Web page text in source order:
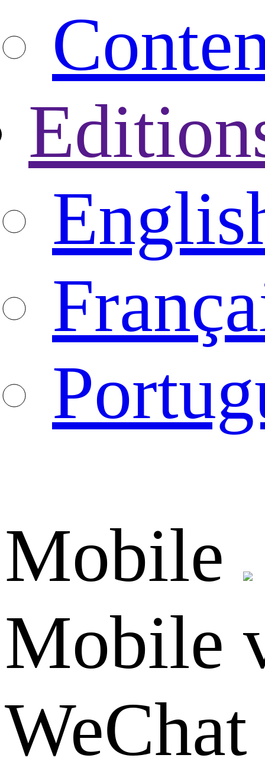
Mobile
Mobile
WeChat